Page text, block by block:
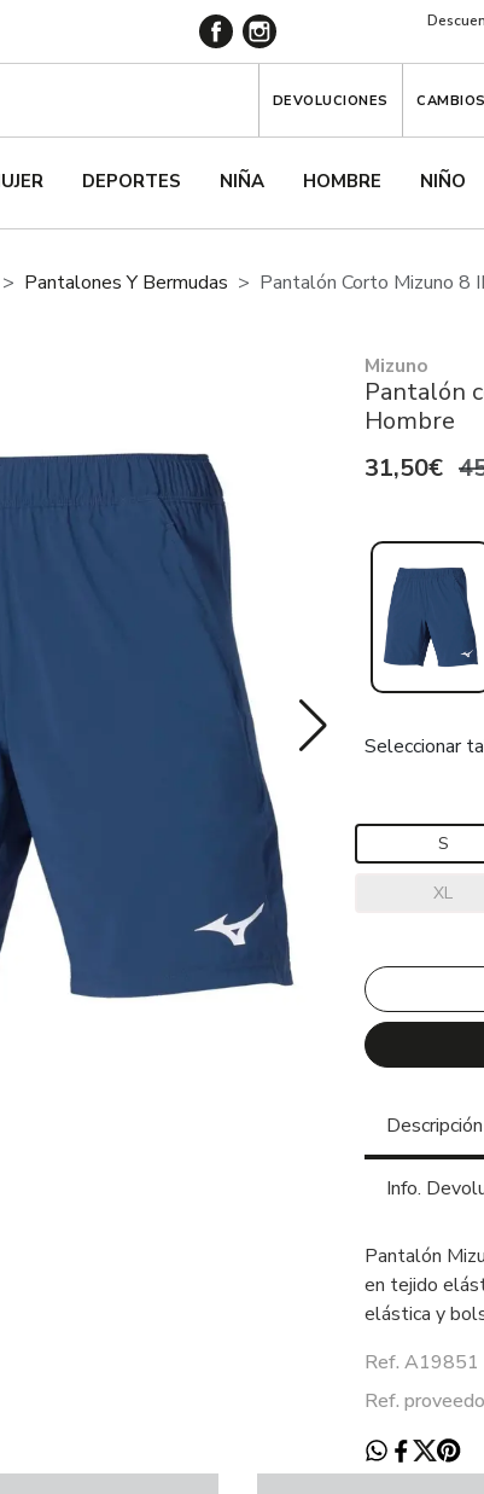
DEPORTES NIÑA HOMBRE NIÑO
DEVOLUCIONES CAMBIOS
Pantalones Y Bermudas Pantalón Corto Mizuno 8
Mizuno
Pantalón
Hombre
31,50€
Seleccionar
S
XL
Descripción
Info.
Pantalón
en tejido
elástica y
Ref. A19851
Ref.